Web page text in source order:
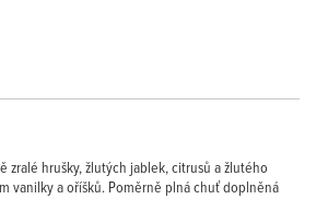
zralé hrušky, žlutých jablek, citrusů a žlutého
vanilky a oříšků. Poměrně plná chuť doplněná